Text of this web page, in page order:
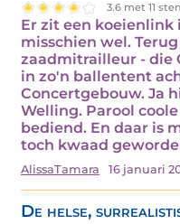
3.6 met 11
Er zit een
misschien wel.
zaadmitrailleur - die
in zo'n ballentent
Concertgebouw. Ja
Welling. Parool
bediend. En daar is
toch kwaad
AlissaTamara 16 januari
De helse,